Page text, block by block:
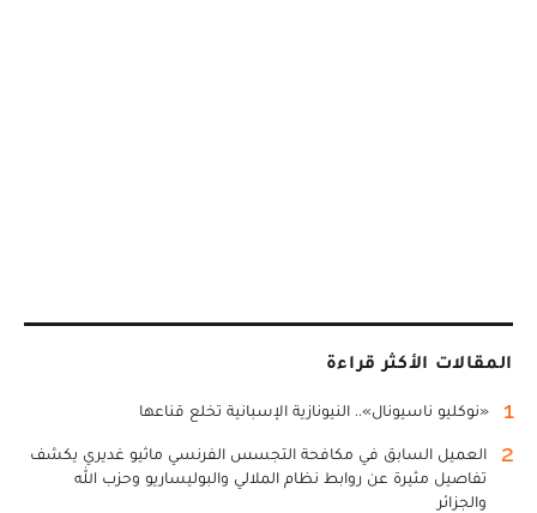
المقالات الأكثر قراءة
1 «نوكليو ناسيونال».. النيونازية الإسبانية تخلع قناعها
2
العميل السابق في مكافحة التجسس الفرنسي ماثيو غديري يكشف
تفاصيل مثيرة عن روابط نظام الملالي والبوليساريو وحزب الله
والجزائر